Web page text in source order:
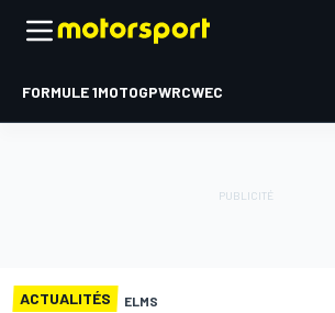
FORMULE 1MOTOGPWRCWEC
ACTUALITÉS ELMS